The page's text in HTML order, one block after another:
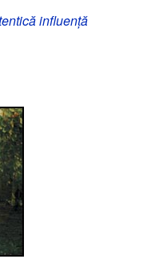
influenţă